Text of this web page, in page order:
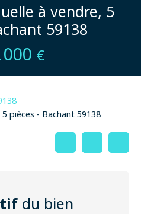
à vendre, 5
59138
€
pièces - Bachant 59138
du bien